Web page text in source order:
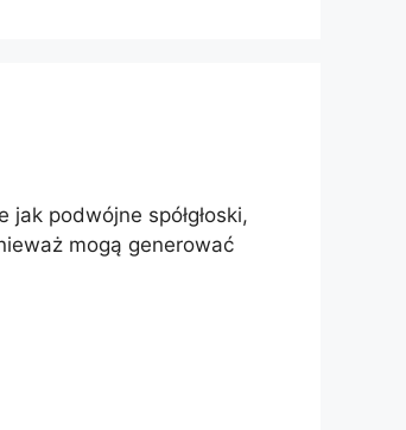
podwójne spółgłoski,
mogą generować